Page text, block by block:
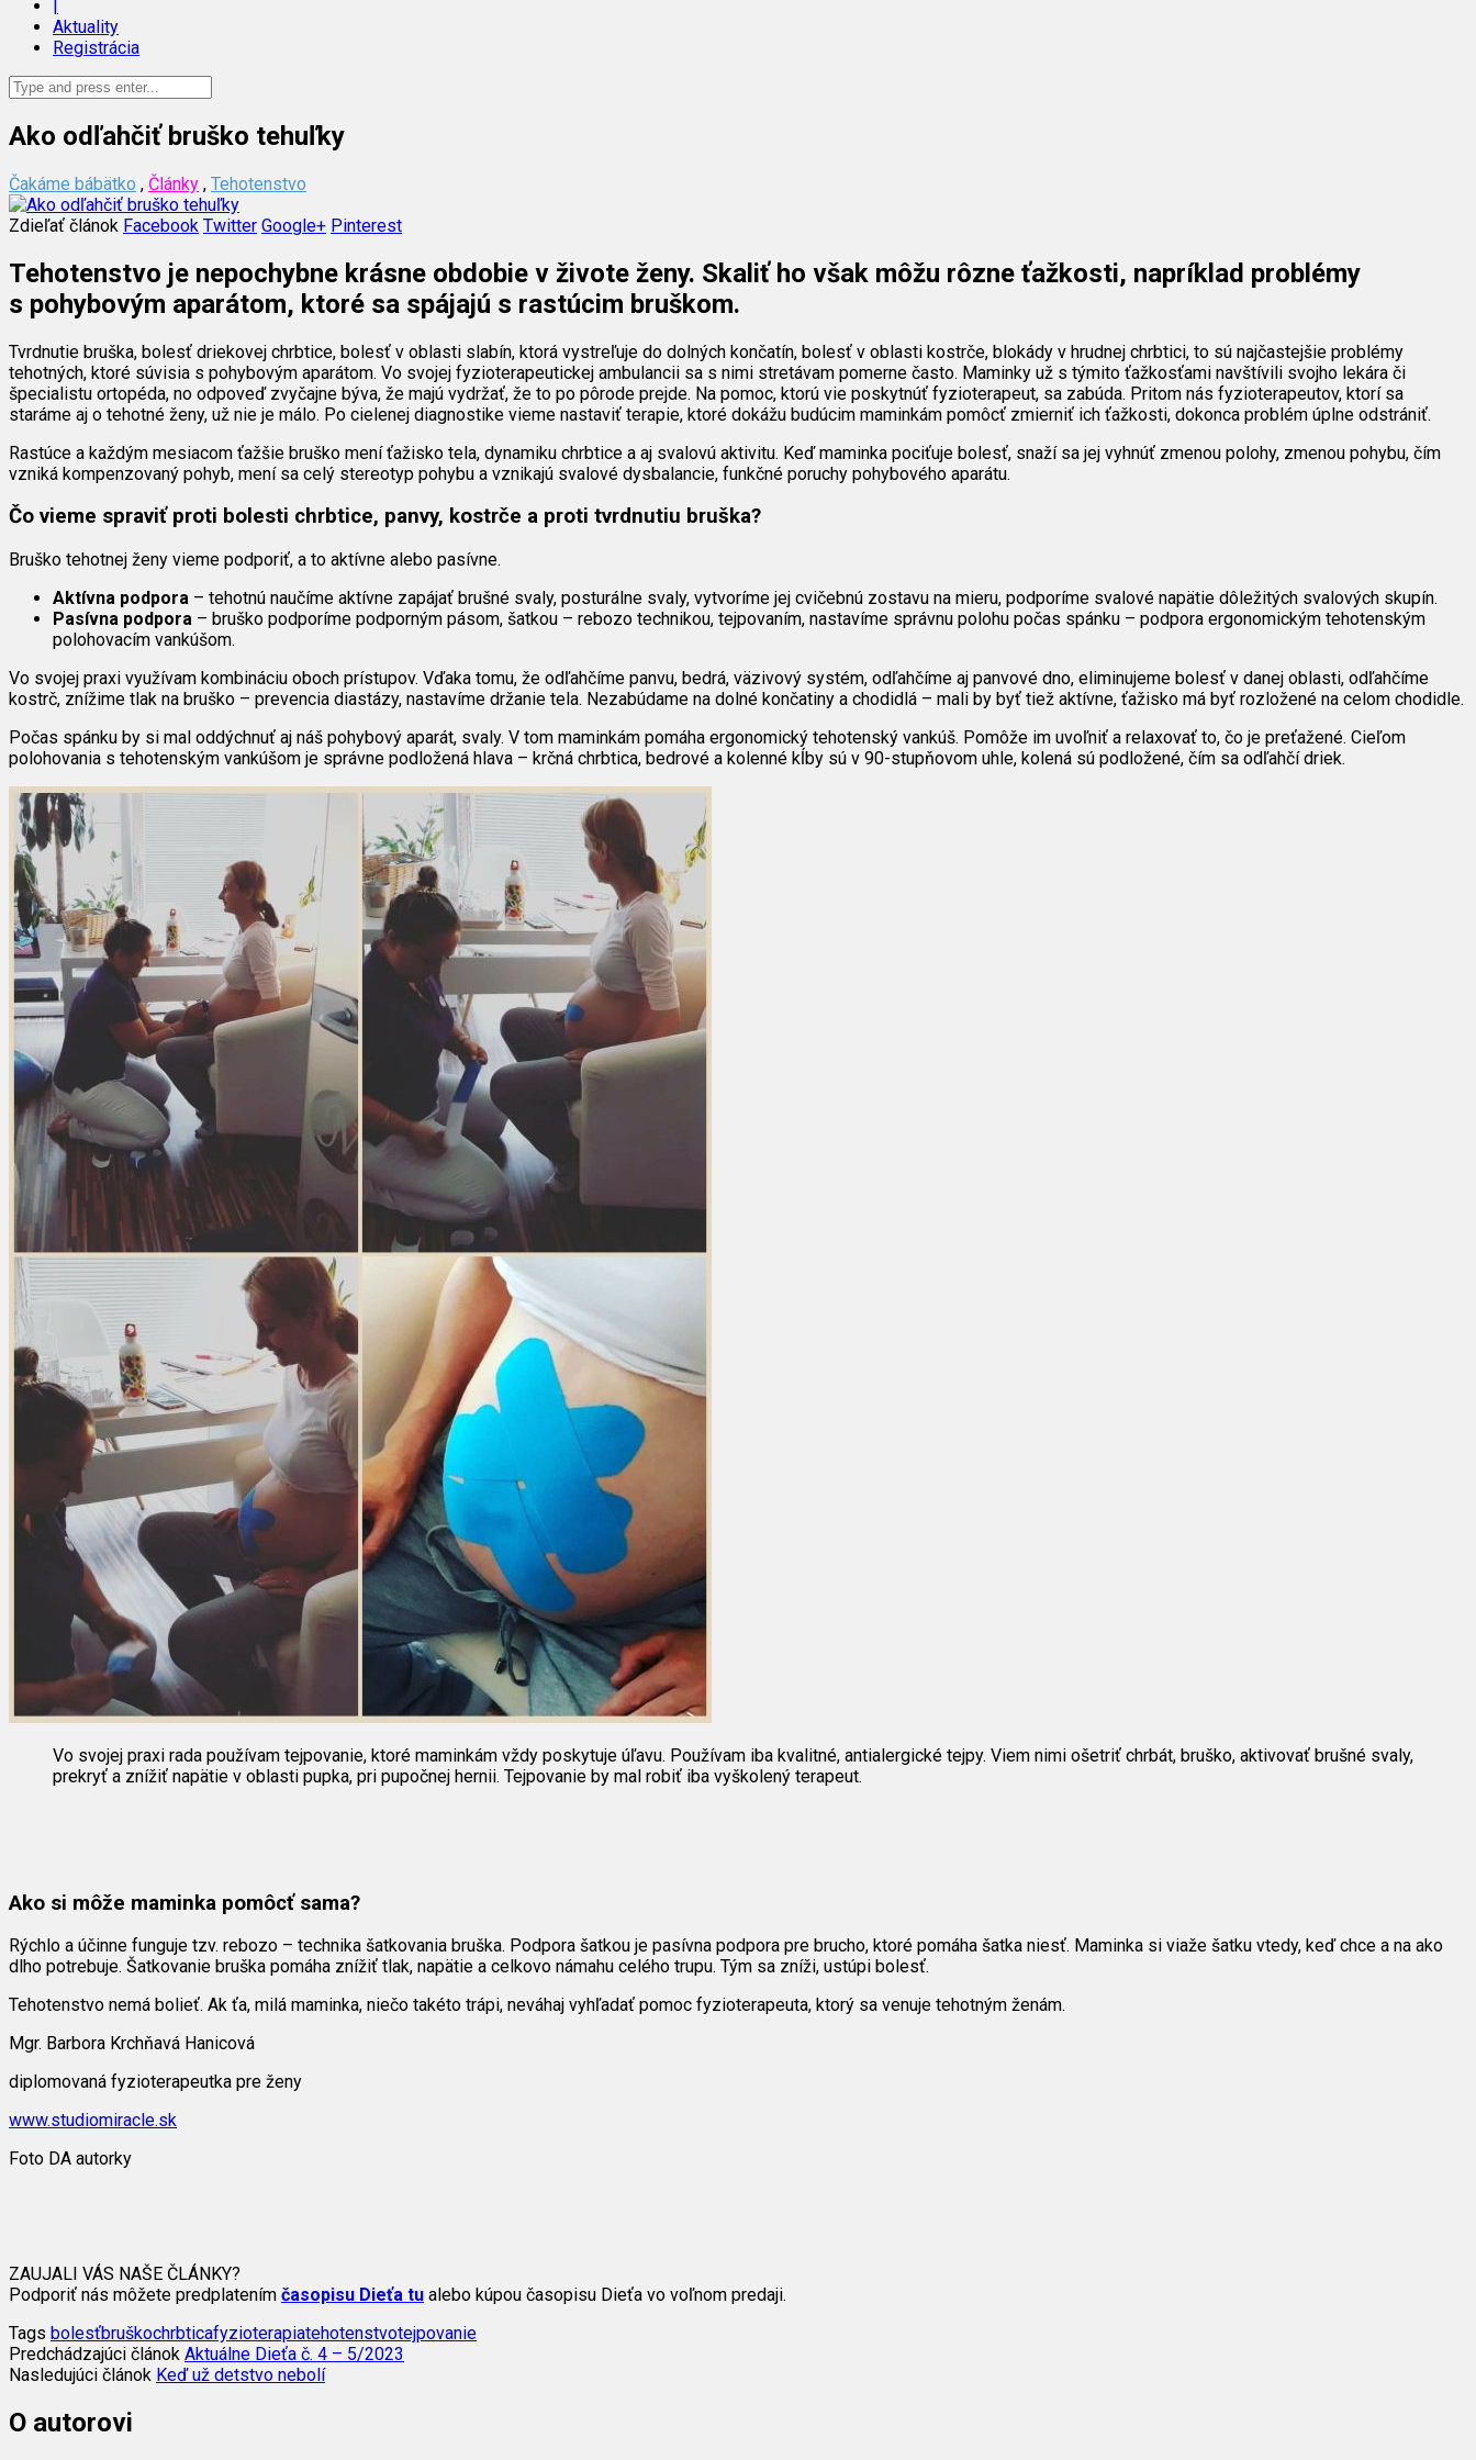
Aktuality
Registrácia
Ako odľahčiť bruško tehuľky
Čakáme bábätko , Články , Tehotenstvo
Zdieľať článok Facebook Twitter Google+ Pinterest
Tehotenstvo je nepochybne krásne obdobie v živote ženy. Skaliť ho však môžu rôzne ťažkosti, napríklad problémy
s pohybovým aparátom, ktoré sa spájajú s rastúcim bruškom.
Tvrdnutie bruška, bolesť driekovej chrbtice, bolesť v oblasti slabín, ktorá vystreľuje do dolných končatín, bolesť v oblasti kostrče, blokády v hrudnej chrbtici, to sú najčastejšie problémy
tehotných, ktoré súvisia s pohybovým aparátom. Vo svojej fyzioterapeutickej ambulancii sa s nimi stretávam pomerne často. Maminky už s týmito ťažkosťami navštívili svojho lekára či
špecialistu ortopéda, no odpoveď zvyčajne býva, že majú vydržať, že to po pôrode prejde. Na pomoc, ktorú vie poskytnúť fyzioterapeut, sa zabúda. Pritom nás fyzioterapeutov, ktorí sa
staráme aj o tehotné ženy, už nie je málo. Po cielenej diagnostike vieme nastaviť terapie, ktoré dokážu budúcim maminkám pomôcť zmierniť ich ťažkosti, dokonca problém úplne odstrániť.
Rastúce a každým mesiacom ťažšie bruško mení ťažisko tela, dynamiku chrbtice a aj svalovú aktivitu. Keď maminka pociťuje bolesť, snaží sa jej vyhnúť zmenou polohy, zmenou pohybu, čím
vzniká kompenzovaný pohyb, mení sa celý stereotyp pohybu a vznikajú svalové dysbalancie, funkčné poruchy pohybového aparátu.
Čo vieme spraviť proti bolesti chrbtice, panvy, kostrče a proti tvrdnutiu bruška?
Bruško tehotnej ženy vieme podporiť, a to aktívne alebo pasívne.
Aktívna podpora – tehotnú naučíme aktívne zapájať brušné svaly, posturálne svaly, vytvoríme jej cvičebnú zostavu na mieru, podporíme svalové napätie dôležitých svalových skupín.
Pasívna podpora – bruško podporíme podporným pásom, šatkou – rebozo technikou, tejpovaním, nastavíme správnu polohu počas spánku – podpora ergonomickým tehotenským
polohovacím vankúšom.
Vo svojej praxi využívam kombináciu oboch prístupov. Vďaka tomu, že odľahčíme panvu, bedrá, väzivový systém, odľahčíme aj panvové dno, eliminujeme bolesť v danej oblasti, odľahčíme
kostrč, znížime tlak na bruško – prevencia diastázy, nastavíme držanie tela. Nezabúdame na dolné končatiny a chodidlá – mali by byť tiež aktívne, ťažisko má byť rozložené na celom chodidle.
Počas spánku by si mal oddýchnuť aj náš pohybový aparát, svaly. V tom maminkám pomáha ergonomický tehotenský vankúš. Pomôže im uvoľniť a relaxovať to, čo je preťažené. Cieľom
polohovania s tehotenským vankúšom je správne podložená hlava – krčná chrbtica, bedrové a kolenné kĺby sú v 90-stupňovom uhle, kolená sú podložené, čím sa odľahčí driek.
Vo svojej praxi rada používam tejpovanie, ktoré maminkám vždy poskytuje úľavu. Používam iba kvalitné, antialergické tejpy. Viem nimi ošetriť chrbát, bruško, aktivovať brušné svaly,
prekryť a znížiť napätie v oblasti pupka, pri pupočnej hernii. Tejpovanie by mal robiť iba vyškolený terapeut.
Ako si môže maminka pomôcť sama?
Rýchlo a účinne funguje tzv. rebozo – technika šatkovania bruška. Podpora šatkou je pasívna podpora pre brucho, ktoré pomáha šatka niesť. Maminka si viaže šatku vtedy, keď chce a na ako
dlho potrebuje. Šatkovanie bruška pomáha znížiť tlak, napätie a celkovo námahu celého trupu. Tým sa zníži, ustúpi bolesť.
Tehotenstvo nemá bolieť. Ak ťa, milá maminka, niečo takéto trápi, neváhaj vyhľadať pomoc fyzioterapeuta, ktorý sa venuje tehotným ženám.
Mgr. Barbora Krchňavá Hanicová
diplomovaná fyzioterapeutka pre ženy
www.studiomiracle.sk
Foto DA autorky
ZAUJALI VÁS NAŠE ČLÁNKY?
Podporiť nás môžete predplatením časopisu Dieťa tu alebo kúpou časopisu Dieťa vo voľnom predaji.
Tags bolesťbruškochrbticafyzioterapiatehotenstvotejpovanie
Predchádzajúci článok Aktuálne Dieťa č. 4 – 5/2023
Nasledujúci článok Keď už detstvo nebolí
O autorovi